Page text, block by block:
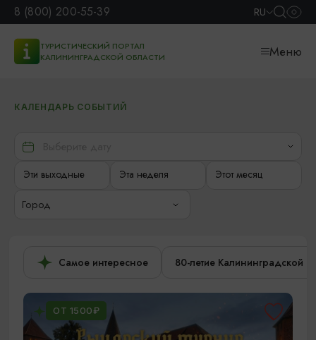
8 (800) 200-55-39 RU
ТУРИСТИЧЕСКИЙ ПОРТАЛ
КАЛИНИНГРАДСКОЙ ОБЛАСТИ
Меню
КАЛЕНДАРЬ СОБЫТИЙ
Эти выходные Эта неделя Этот месяц
Город
Самое интересное 80-летие Калининградской
ОТ 1500₽